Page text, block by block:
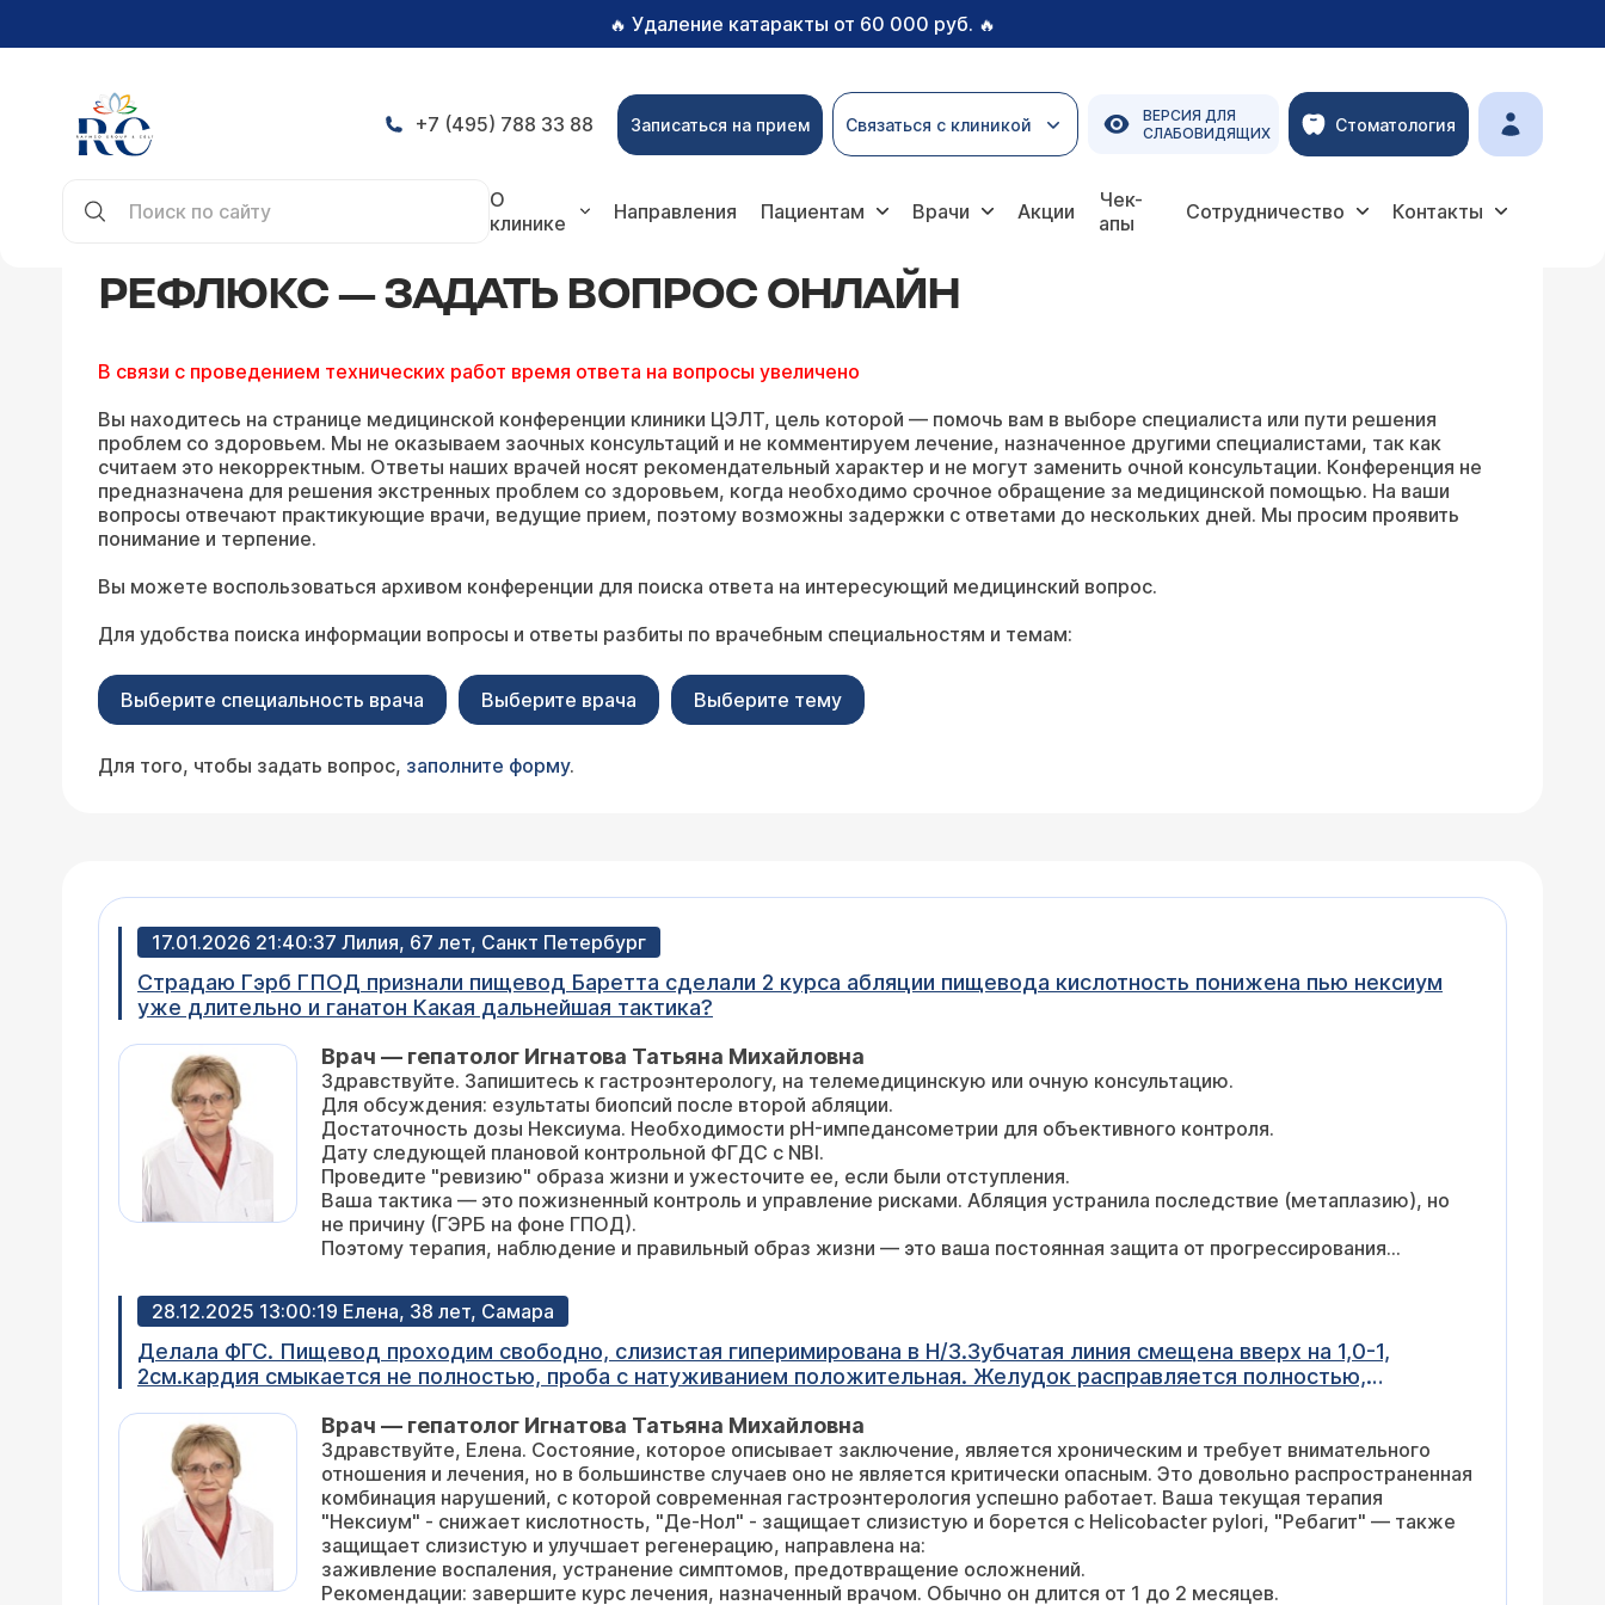
🔥 Удаление катаракты от 60 000 руб. 🔥
+7 (495) 788 33 88 Записаться на прием Связаться с клиникой
ВЕРСИЯ ДЛЯ
СЛАБОВИДЯЩИХ
Стоматология
О
клинике
Направления Пациентам Врачи Акции
Чек-
апы
Сотрудничество Контакты
РЕФЛЮКС — ЗАДАТЬ ВОПРОС ОНЛАЙН
В связи с проведением технических работ время ответа на вопросы увеличено
Вы находитесь на странице медицинской конференции клиники ЦЭЛТ, цель которой — помочь вам в выборе специалиста или пути решения
проблем со здоровьем. Мы не оказываем заочных консультаций и не комментируем лечение, назначенное другими специалистами, так как
считаем это некорректным. Ответы наших врачей носят рекомендательный характер и не могут заменить очной консультации. Конференция не
предназначена для решения экстренных проблем со здоровьем, когда необходимо срочное обращение за медицинской помощью. На ваши
вопросы отвечают практикующие врачи, ведущие прием, поэтому возможны задержки с ответами до нескольких дней. Мы просим проявить
понимание и терпение.
Вы можете воспользоваться архивом конференции для поиска ответа на интересующий медицинский вопрос.
Для удобства поиска информации вопросы и ответы разбиты по врачебным специальностям и темам:
Выберите специальность врача Выберите врача Выберите тему
Для того, чтобы задать вопрос, заполните форму.
17.01.2026 21:40:37 Лилия, 67 лет, Санкт Петербург
Страдаю Гэрб ГПОД признали пищевод Баретта сделали 2 курса абляции пищевода кислотность понижена пью нексиум
уже длительно и ганатон Какая дальнейшая тактика?
Врач — гепатолог Игнатова Татьяна Михайловна
Здравствуйте. Запишитесь к гастроэнтерологу, на телемедицинскую или очную консультацию.
Для обсуждения: езультаты биопсий после второй абляции.
Достаточность дозы Нексиума. Необходимости pH-импедансометрии для объективного контроля.
Дату следующей плановой контрольной ФГДС с NBI.
Проведите "ревизию" образа жизни и ужесточите ее, если были отступления.
Ваша тактика — это пожизненный контроль и управление рисками. Абляция устранила последствие (метаплазию), но
не причину (ГЭРБ на фоне ГПОД).
Поэтому терапия, наблюдение и правильный образ жизни — это ваша постоянная защита от прогрессирования
Вы на правильном пути, главное — не останавливаться.
28.12.2025 13:00:19 Елена, 38 лет, Самара
Делала ФГС. Пищевод проходим свободно, слизистая гиперимирована в Н/З.Зубчатая линия смещена вверх на 1,0-1,
2см.кардия смыкается не полностью, проба с натуживанием положительная. Желудок расправляется полностью,
слизистая гиперимирована, на гребнях ДПК определяется белесый мелкокруписатый налёт. На момент осмотра
определяется вытекание жёлчи из устья. Принимаю Нексии, денол и ребагит. Это серьёзно?
Врач — гепатолог Игнатова Татьяна Михайловна
Здравствуйте, Елена. Состояние, которое описывает заключение, является хроническим и требует внимательного
отношения и лечения, но в большинстве случаев оно не является критически опасным. Это довольно распространенная
комбинация нарушений, с которой современная гастроэнтерология успешно работает. Ваша текущая терапия
"Нексиум" - снижает кислотность, "Де-Нол" - защищает слизистую и борется с Helicobacter pylori, "Ребагит" — также
защищает слизистую и улучшает регенерацию, направлена на:
заживление воспаления, устранение симптомов, предотвращение осложнений.
Рекомендации: завершите курс лечения, назначенный врачом. Обычно он длится от 1 до 2 месяцев.